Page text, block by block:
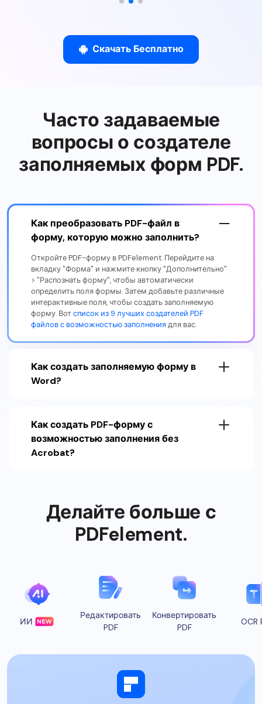
Скачать Бесплатно
Часто задаваемые
вопросы о создателе
заполняемых форм PDF.
Как преобразовать PDF-файл в
форму, которую можно заполнить?
Откройте PDF-форму в PDFelement. Перейдите на
вкладку "Форма" и нажмите кнопку "Дополнительно"
> "Распознать форму", чтобы автоматически
определить поля формы. Затем добавьте различные
интерактивные поля, чтобы создать заполняемую
форму. Вотсписок из 9 лучших создателей PDF
файлов с возможностью заполнениядля вас.
Как создать заполняемую форму в
Word?
Как создать PDF-форму с
возможностью заполнения без
Acrobat?
Делайте больше с
PDFelement.
ИИ
Редактировать
PDF
Конвертировать
PDF
OCR